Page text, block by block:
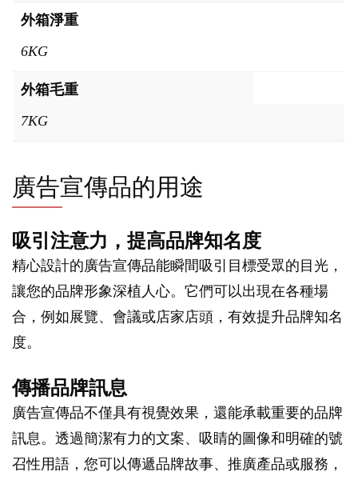
外箱淨重
6KG
外箱毛重
7KG
廣告宣傳品的用途
吸引注意力，提高品牌知名度
精心設計的廣告宣傳品能瞬間吸引目標受眾的目光，
讓您的品牌形象深植人心。它們可以出現在各種場
合，例如展覽、會議或店家店頭，有效提升品牌知名
度。
傳播品牌訊息
廣告宣傳品不僅具有視覺效果，還能承載重要的品牌
訊息。透過簡潔有力的文案、吸睛的圖像和明確的號
召性用語，您可以傳遞品牌故事、推廣產品或服務，